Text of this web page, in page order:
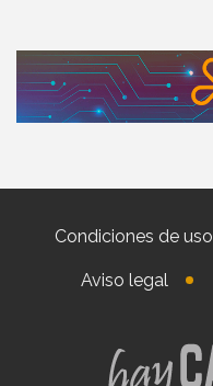
Condiciones de uso
Aviso legal